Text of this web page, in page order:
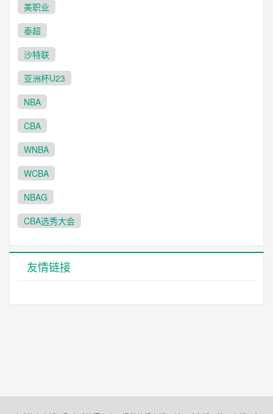
美职业
泰超
沙特联
亚洲杯U23
NBA
CBA
WNBA
WCBA
NBAG
CBA选秀大会
友情链接